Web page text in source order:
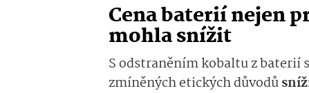
Cena baterií nejen
mohla snížit
S odstraněním kobaltu z baterií
zmíněných etických důvodů